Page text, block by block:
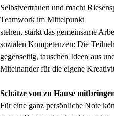
Selbstvertrauen und macht
Teamwork im Mittelpunkt
stehen, stärkt das gemeinsame
sozialen Kompetenzen: Die
gegenseitig, tauschen Ideen aus
Miteinander für die eigene
Schätze von zu Hause
Für eine ganz persönliche Note